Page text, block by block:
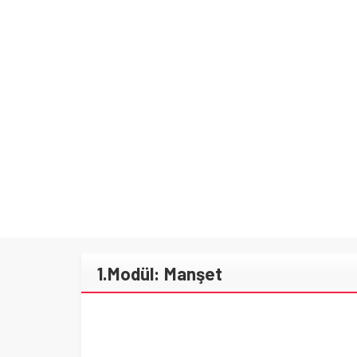
1.Modül: Manşet